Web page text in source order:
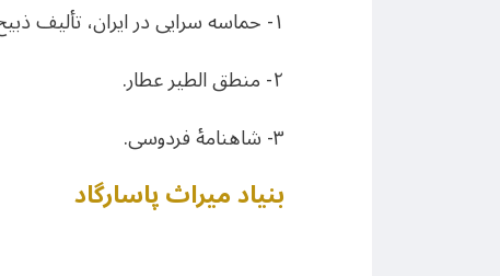
١- حماسه سرایی در ایران، تألیف ذبیح الله صفا.
٢- منطق الطیر عطار.
٣- شاهنامهٔ فردوسی.
بنیاد میراث پاسارگاد